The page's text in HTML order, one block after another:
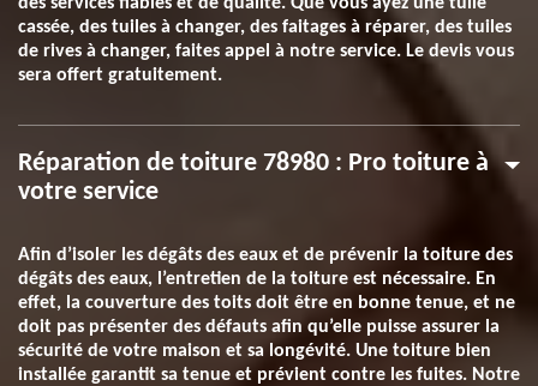
cassée, des tuiles à changer, des faitages à réparer, des tuiles
de rives à changer, faites appel à notre service. Le devis vous
sera offert gratuitement.
Réparation de toiture 78980 : Pro toiture à
votre service
Afin d’isoler les dégâts des eaux et de prévenir la toiture des
dégâts des eaux, l’entretien de la toiture est nécessaire. En
effet, la couverture des toits doit être en bonne tenue, et ne
doit pas présenter des défauts afin qu’elle puisse assurer la
sécurité de votre maison et sa longévité. Une toiture bien
installée garantit sa tenue et prévient contre les fuites. Notre